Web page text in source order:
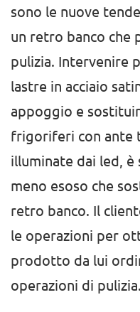
sono le nuove
un retro banco che
pulizia. Intervenire
lastre in acciaio
appoggio e
frigoriferi con ante
illuminate dai led,
meno esoso che
retro banco. Il
le operazioni per
prodotto da lui
operazioni di pulizia.